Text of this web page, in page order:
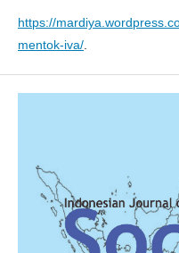
https://
mentok-iva/